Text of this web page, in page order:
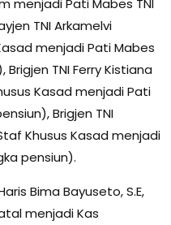
menjadi Pati Mabes TNI
TNI Arkamelvi
menjadi Pati Mabes
TNI Ferry Kistiana
Kasad menjadi Pati
Brigjen TNI
Khusus Kasad menjadi
pensiun).
Bima Bayuseto, S.E,
menjadi Kas